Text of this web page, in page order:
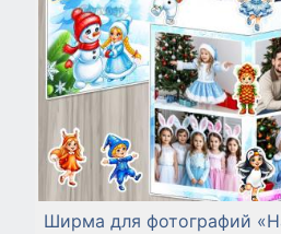
Ширма для фотографий